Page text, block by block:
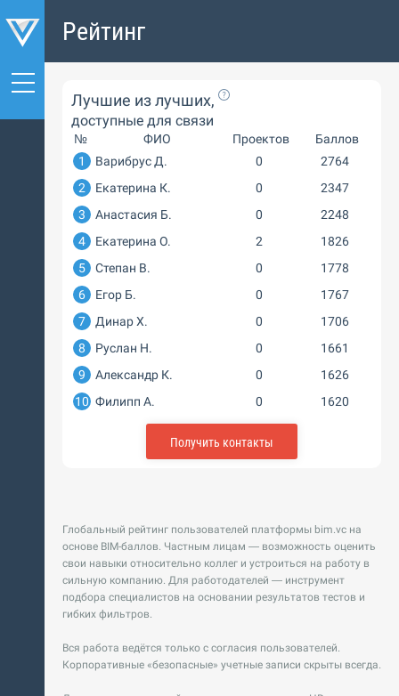
Рейтинг
Глобальный рейтинг пользователей платформы bim.vc на
основе BIM-баллов. Частным лицам — возможность оценить
свои навыки относительно коллег и устроиться на работу в
сильную компанию. Для работодателей — инструмент
подбора специалистов на основании результатов тестов и
гибких фильтров.
Вся работа ведётся только с согласия пользователей.
Корпоративные «безопасные» учетные записи скрыты всегда.
Лучшие из лучших,
доступные для связи
№ ФИО Проектов
Баллов
1
Варибрус Д. 0
2764
2
Екатерина К. 0
2347
3
Анастасия Б. 0
2248
4
Екатерина О. 2
1826
5
Степан В. 0
1778
6
Егор Б. 0
1767
7
Динар Х. 0
1706
8
Руслан Н. 0
1661
9
Александр К. 0
1626
10 Филипп А. 0 1620
Получить контакты